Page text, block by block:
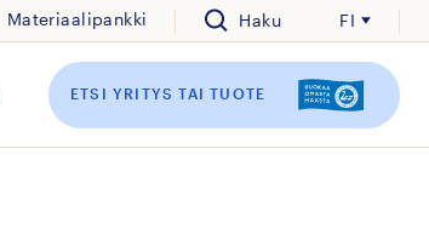
Materiaalipankki Haku FI
ETSI YRITYS TAI TUOTE